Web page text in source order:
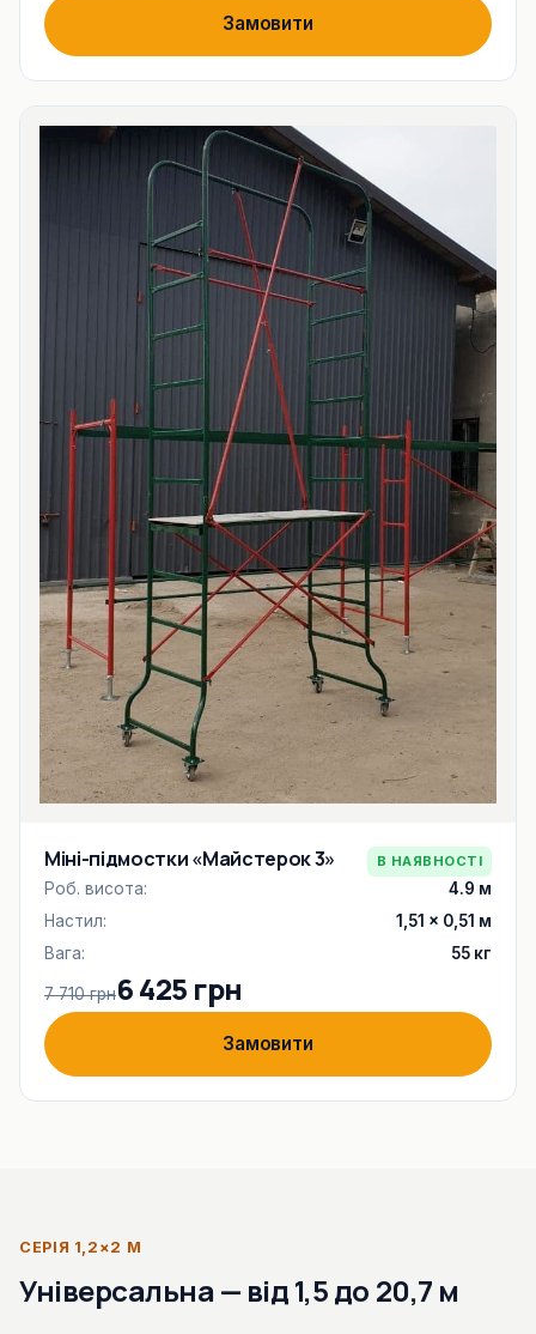
Замовити
Міні-підмостки «Майстерок 3» В НАЯВНОСТІ
Роб. висота:
4.9 м
Настил:
1,51 × 0,51 м
Вага:
55 кг
7 710 грн6 425 грн
Замовити
СЕРІЯ 1,2×2 М
Універсальна — від 1,5 до 20,7 м